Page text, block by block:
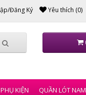
Đăng Ký Yêu thích (0)
PHỤ KIỆN QUẦN LÓT NAM